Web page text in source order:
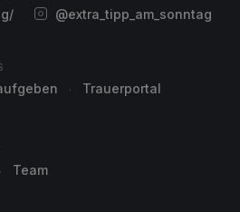
@extra_tipp_am_sonntag
Trauerportal
Team